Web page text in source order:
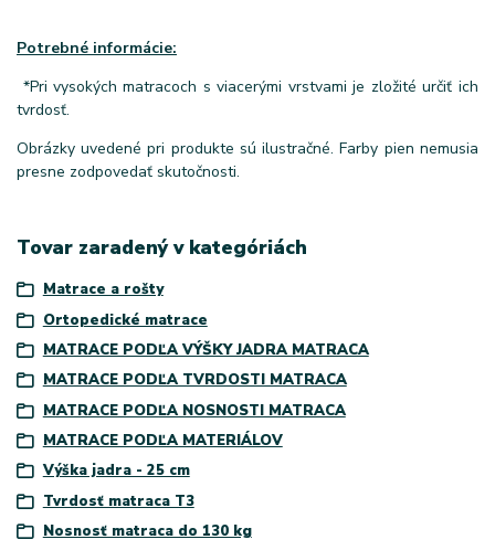
Potrebné informácie:
*Pri vysokých matracoch s viacerými vrstvami je zložité určiť ich
tvrdosť.
Obrázky uvedené pri produkte sú ilustračné. Farby pien nemusia
presne zodpovedať skutočnosti.
Tovar zaradený v kategóriách
Matrace a rošty
Ortopedické matrace
MATRACE PODĽA VÝŠKY JADRA MATRACA
MATRACE PODĽA TVRDOSTI MATRACA
MATRACE PODĽA NOSNOSTI MATRACA
MATRACE PODĽA MATERIÁLOV
Výška jadra - 25 cm
Tvrdosť matraca T3
Nosnosť matraca do 130 kg